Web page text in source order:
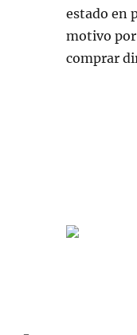
estado en
motivo por
comprar